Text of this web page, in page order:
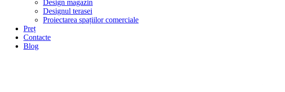
Design magazin
Designul terasei
Proiectarea spațiilor comerciale
Preț
Contacte
Blog